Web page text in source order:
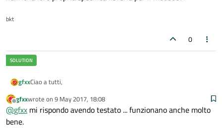
bkt
0
gfxxCiao a tutti,
fino alla qt5.6 avevo inteso che per avere qmodbus funzionante
su pc linux fosse necessario installare libmodbus .... la libreria che
Offline
gfxxwrote on 9 May 2017, 18:08
last edited by
@gfxx mi rispondo avendo testato ... funzionano anche molto
bene.